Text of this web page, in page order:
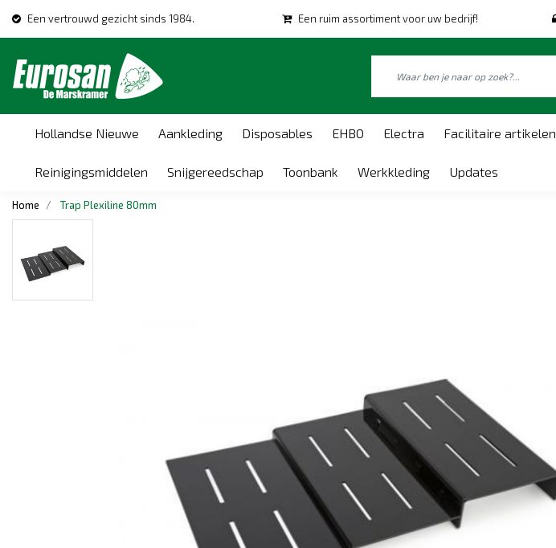
Een vertrouwd gezicht sinds 1984. Een ruim assortiment voor uw bedrijf!
Hollandse Nieuwe Aankleding Disposables EHBO Electra Facilitaire artikelen
Reinigingsmiddelen Snijgereedschap Toonbank Werkkleding Updates
Home Trap Plexiline 80mm